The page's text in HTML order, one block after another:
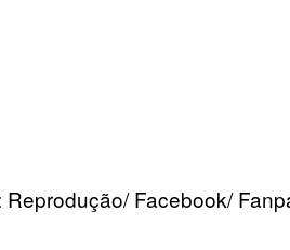
Facebook/